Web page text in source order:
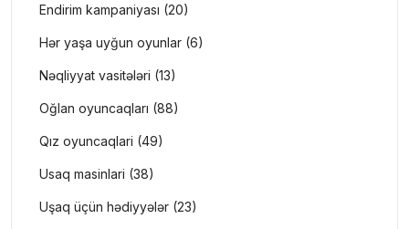
Endirim kampaniyası (20)
Hər yaşa uyğun oyunlar (6)
Nəqliyyat vasitələri (13)
Oğlan oyuncaqları (88)
Qız oyuncaqlari (49)
Usaq masinlari (38)
Uşaq üçün hədiyyələr (23)